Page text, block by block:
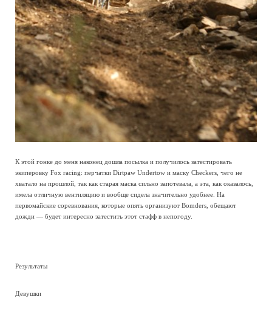
К этой гонке до меня наконец дошла посылка и получилось затестировать
экиперовку Fox racing: перчатки Dirtpaw Undertow и маску Checkers, чего не
хватало на прошлой, так как старая маска сильно запотевала, а эта, как оказалось,
имела отличную вентиляцию и вообще сидела значительно удобнее. На
первомайские соревнования, которые опять организуют Bomders, обещают
дожди — будет интересно затестить этот стафф в непогоду.
Результаты
Девушки